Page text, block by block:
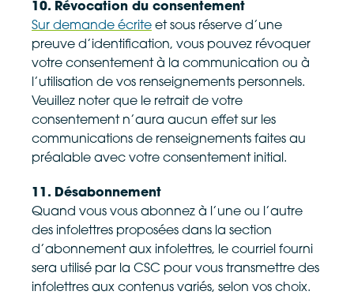
10. Révocation du consentement
Sur demande écrite et sous réserve d’une
preuve d’identification, vous pouvez révoquer
votre consentement à la communication ou à
l’utilisation de vos renseignements personnels.
Veuillez noter que le retrait de votre
consentement n’aura aucun effet sur les
communications de renseignements faites au
préalable avec votre consentement initial.
11. Désabonnement
Quand vous vous abonnez à l’une ou l’autre
des infolettres proposées dans la section
d’abonnement aux infolettres, le courriel fourni
sera utilisé par la CSC pour vous transmettre des
infolettres aux contenus variés, selon vos choix.